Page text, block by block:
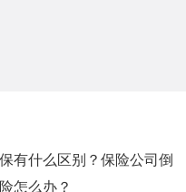
有什么区别？保险公司倒
怎么办？